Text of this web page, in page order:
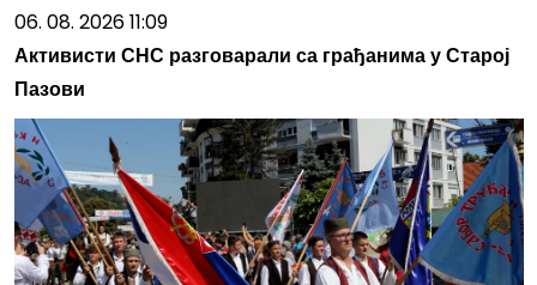
06. 08. 2026 11:09
Активисти СНС разговарали са грађанима у Старој
Пазови